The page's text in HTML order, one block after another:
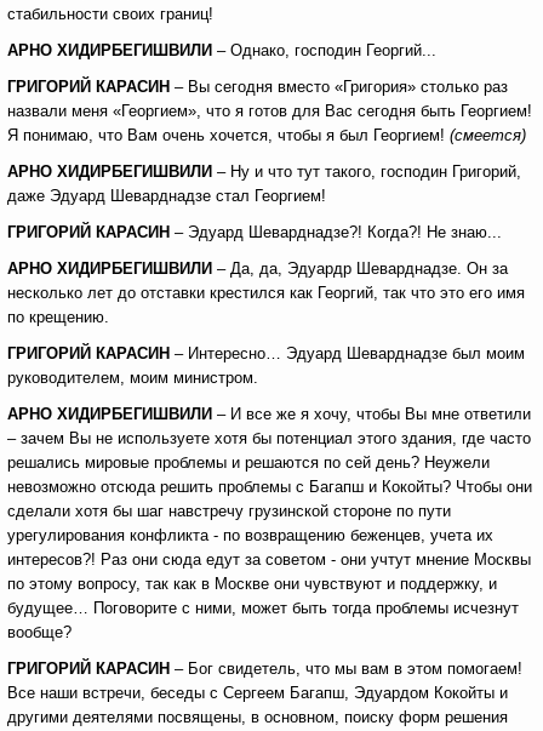
стабильности своих границ!
АРНО ХИДИРБЕГИШВИЛИ – Однако, господин Георгий...
ГРИГОРИЙ КАРАСИН – Вы сегодня вместо «Григория» столько раз
назвали меня «Георгием», что я готов для Вас сегодня быть Георгием!
Я понимаю, что Вам очень хочется, чтобы я был Георгием! (смеется)
АРНО ХИДИРБЕГИШВИЛИ – Ну и что тут такого, господин Григорий,
даже Эдуард Шеварднадзе стал Георгием!
ГРИГОРИЙ КАРАСИН – Эдуард Шеварднадзе?! Когда?! Не знаю...
АРНО ХИДИРБЕГИШВИЛИ – Да, да, Эдуардр Шеварднадзе. Он за
несколько лет до отставки крестился как Георгий, так что это его имя
по крещению.
ГРИГОРИЙ КАРАСИН – Интересно… Эдуард Шеварднадзе был моим
руководителем, моим министром.
АРНО ХИДИРБЕГИШВИЛИ – И все же я хочу, чтобы Вы мне ответили
– зачем Вы не используете хотя бы потенциал этого здания, где часто
решались мировые проблемы и решаются по сей день? Неужели
невозможно отсюда решить проблемы с Багапш и Кокойты? Чтобы они
сделали хотя бы шаг навстречу грузинской стороне по пути
урегулирования конфликта - по возвращению беженцев, учета их
интересов?! Раз они сюда едут за советом - они учтут мнение Москвы
по этому вопросу, так как в Москве они чувствуют и поддержку, и
будущее… Поговорите с ними, может быть тогда проблемы исчезнут
вообще?
ГРИГОРИЙ КАРАСИН – Бог свидетель, что мы вам в этом помогаем!
Все наши встречи, беседы с Сергеем Багапш, Эдуардом Кокойты и
другими деятелями посвящены, в основном, поиску форм решения